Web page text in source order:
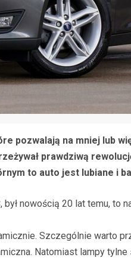
pozwalają na mniej lub
prawdziwą
to auto jest lubiane i
nowością 20 lat temu, to
Szczególnie warto
Natomiast lampy